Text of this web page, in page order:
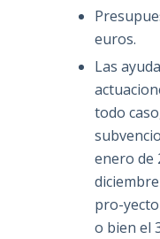
euros.
Las
todo
enero de
pro-
o bien el